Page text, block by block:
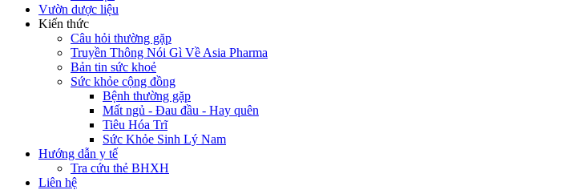
Vườn dược liệu
Kiến thức
Câu hỏi thường gặp
Truyền Thông Nói Gì Về Asia Pharma
Bản tin sức khoẻ
Sức khỏe cộng đồng
Bệnh thường gặp
Mất ngủ - Đau đầu - Hay quên
Tiêu Hóa Trĩ
Sức Khỏe Sinh Lý Nam
Hướng dẫn y tế
Tra cứu thẻ BHXH
Liên hệ